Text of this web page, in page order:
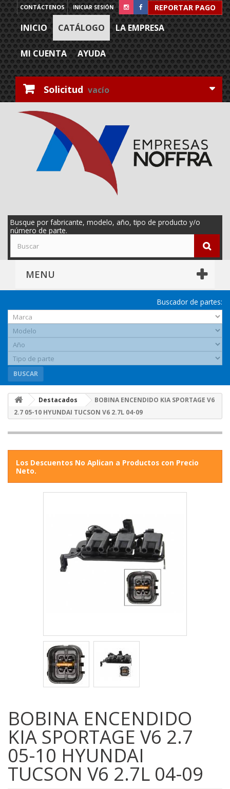
REPORTAR PAGO
INICIAR SESIÓN
CONTÁCTENOS
INICIO CATÁLOGO LA EMPRESA
MI CUENTA AYUDA
Solicitud vacío
Busque por fabricante, modelo, año, tipo de producto y/o
número de parte.
MENU
Buscador de partes:
BUSCAR
Destacados
BOBINA ENCENDIDO KIA SPORTAGE V6
2.7 05-10 HYUNDAI TUCSON V6 2.7L 04-09
Los Descuentos No Aplican a Productos con Precio
Neto.
BOBINA ENCENDIDO
KIA SPORTAGE V6 2.7
05-10 HYUNDAI
TUCSON V6 2.7L 04-09